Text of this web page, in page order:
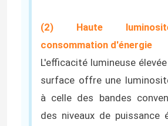
(2) Haute
consommation d'énergie
L'efficacité lumineuse
surface offre une
à celle des bandes
des niveaux de puissance